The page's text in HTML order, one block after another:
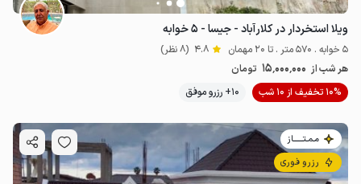
ویلا استخردار در کلارآباد - جیسا - ۵ خوابه
5 خوابه . 570 متر . تا 20 مهمان 4.8 (8 نظر)
هر شب از 15٬000٬000 تومان
10% تخفیف از 10 شب
10+ رزرو موفق
مـمـتــــــاز
رزرو فوری